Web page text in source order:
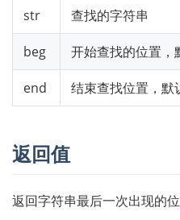
str 查找的字符串
beg 开始查找的位置，
end 结束查找位置，默
返回值
返回字符串最后一次出现的